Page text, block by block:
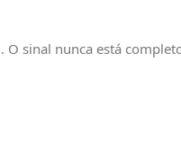
O sinal nunca está